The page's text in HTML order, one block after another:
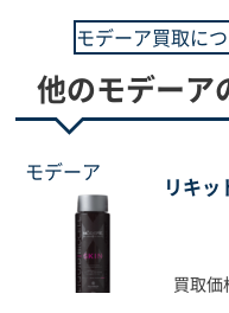
モデーア買取に
他のモデーア
モデーア
リキッ
買取価